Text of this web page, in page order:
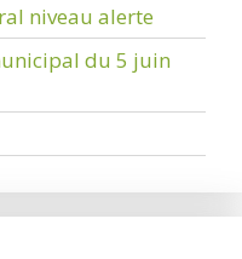
niveau alerte
du 5 juin